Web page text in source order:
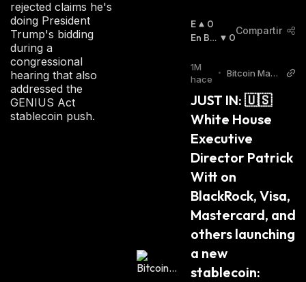
rejected claims he's
doing President
Trump's bidding
during a
congressional
hearing that also
addressed the
GENIUS Act
stablecoin push.
E
N
L
Z
:
0
En Baj
0
Compartir
1M
hace
• Bitcoin Maga
JUST IN: 🇺🇸
White House
Executive
Director Patrick
Witt on
BlackRock, Visa,
Mastercard, and
others launching
a new
stablecoin: